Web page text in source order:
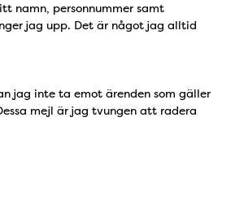
namn, personnummer samt
jag upp. Det är något jag alltid
jag inte ta emot ärenden som gäller
mejl är jag tvungen att radera